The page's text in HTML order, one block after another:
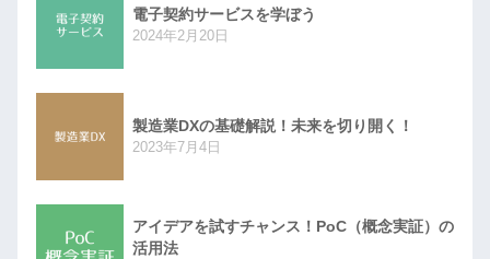
電子契約サービスを学ぼう
2024年2月20日
製造業DXの基礎解説！未来を切り開く！
2023年7月4日
アイデアを試すチャンス！PoC（概念実証）の
活用法